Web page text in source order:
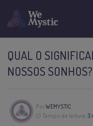
QUAL O
NOSSOS
PorWEMYSTIC
Tempo de leitura: 3